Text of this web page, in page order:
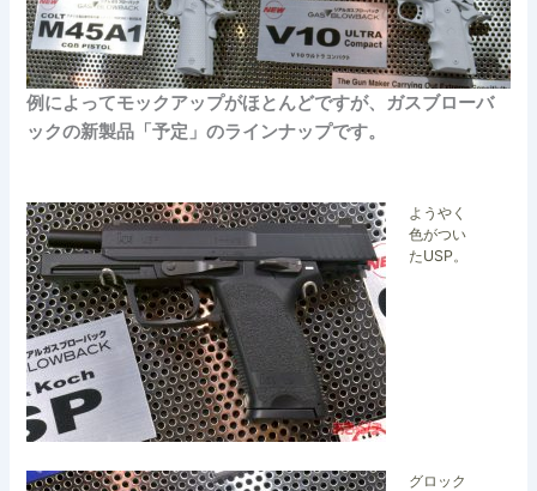
例によってモックアップがほとんどですが、ガスブローバ
ックの新製品「予定」のラインナップです。
ようやく
色がつい
たUSP。
グロック